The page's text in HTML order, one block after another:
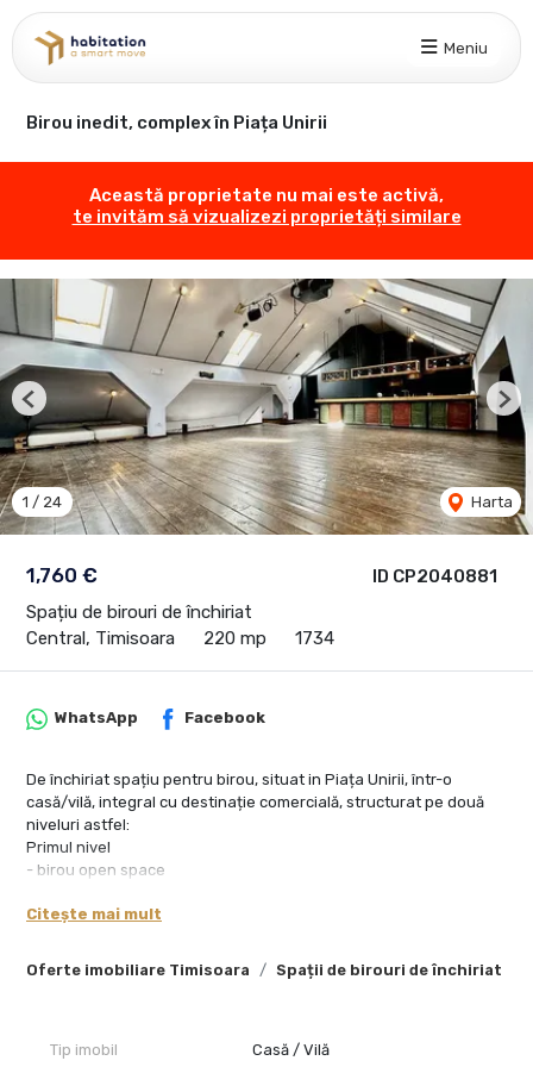
Meniu
Birou inedit, complex în Piața Unirii
Această proprietate nu mai este activă,
te invităm să vizualizezi proprietăți similare
ID CP2040881
1,760 €
Spațiu de birouri de închiriat
Central, Timisoara
220 mp 1734
1 / 24 Harta
Previous
Oferte imobiliare Timisoara Spații de birouri de închiriat
WhatsApp Facebook
De închiriat spațiu pentru birou, situat in Piața Unirii, într-o
casă/vilă, integral cu destinație comercială, structurat pe două
niveluri astfel:
Primul nivel
- birou open space
- grup sanitar
- birou open space
Spațiul beneficiază de finisajele fostului chiriaș care, prin
Citește mai mult
Tip imobil Casă / Vilă